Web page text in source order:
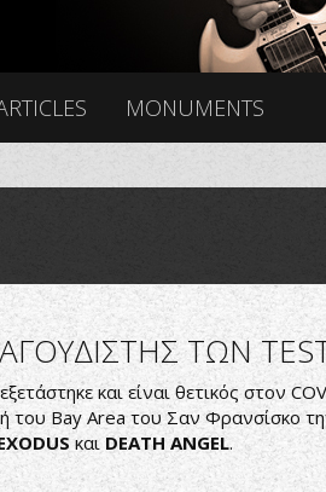
MONUMENTS
ΤΩΝ
και είναι θετικός στον
του Bay Area του Σαν Φρανσίσκο
και DEATH ANGEL.